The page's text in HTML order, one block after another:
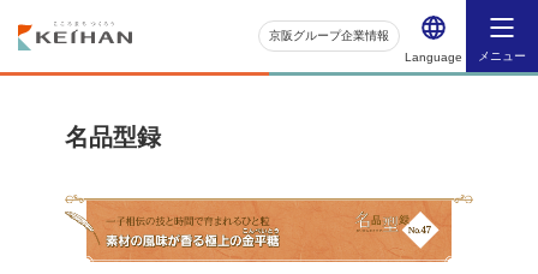
Language メニュー
京阪グループ企業情報
名品型録